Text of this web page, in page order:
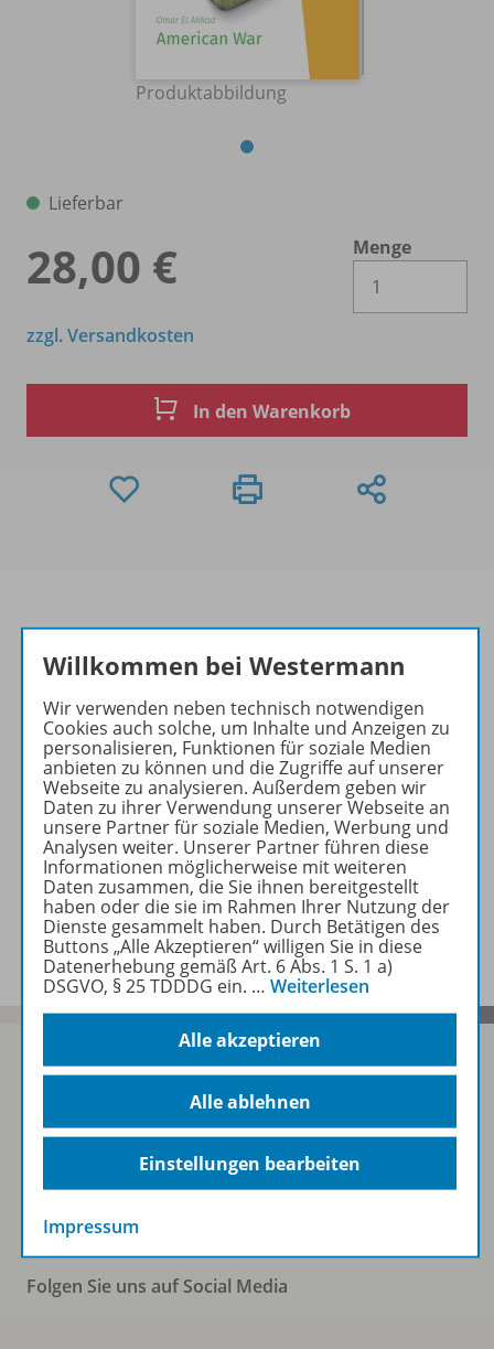
Produktabbildung
Lieferbar
28,00 €
Menge
zzgl. Versandkosten
In den Warenkorb
Produktinformationen
Beschreibung
Zugehörige Produkte
Benachrichtigungs-Service
Zum Newsletter anmelden
Folgen Sie uns auf Social Media
Willkommen bei Westermann
Wir verwenden neben technisch notwendigen
Cookies auch solche, um Inhalte und Anzeigen zu
personalisieren, Funktionen für soziale Medien
anbieten zu können und die Zugriffe auf unserer
Webseite zu analysieren. Außerdem geben wir
Daten zu ihrer Verwendung unserer Webseite an
unsere Partner für soziale Medien, Werbung und
Analysen weiter. Unserer Partner führen diese
Informationen möglicherweise mit weiteren
Daten zusammen, die Sie ihnen bereitgestellt
haben oder die sie im Rahmen Ihrer Nutzung der
Dienste gesammelt haben. Durch Betätigen des
Buttons „Alle Akzeptieren“ willigen Sie in diese
Datenerhebung gemäß Art. 6 Abs. 1 S. 1 a)
DSGVO, § 25 TDDDG ein. … Weiterlesen
Alle akzeptieren
Alle ablehnen
Einstellungen bearbeiten
Impressum